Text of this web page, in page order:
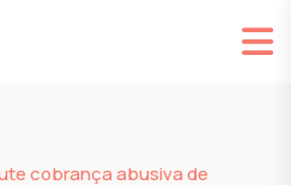
cobrança abusiva de